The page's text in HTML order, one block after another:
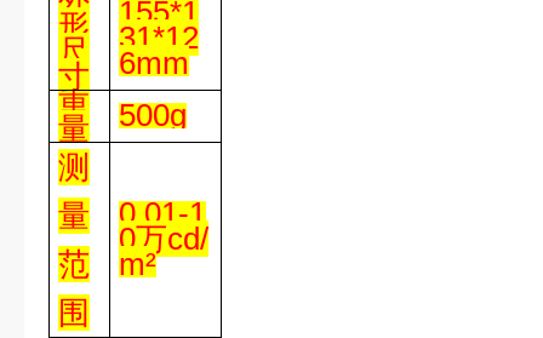
形
尺
寸
155*1
31*12
6mm
重
量
500g
测
量
范
围
0.01-1
0万cd/
m²